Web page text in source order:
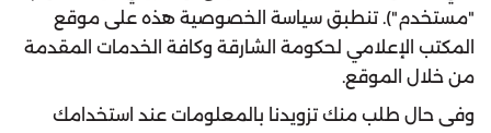
"مستخدم"). تنطبق سياسة الخصوصية هذه على موقع
المكتب الإعلامي لحكومة الشارقة وكافة الخدمات المقدمة
من خلال الموقع.
وفى حال طلب منك تزويدنا بالمعلومات عند استخدامك